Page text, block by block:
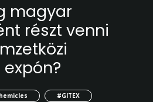
magyar
részt venni
#GITEX